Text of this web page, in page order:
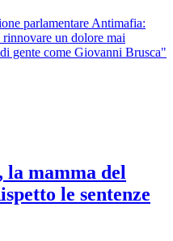
parlamentare Antimafia:
un dolore mai
gente come Giovanni Brusca"
la mamma del
le sentenze